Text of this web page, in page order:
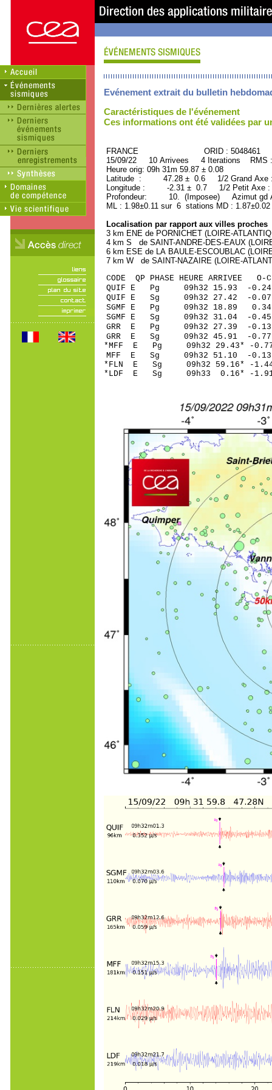
Evénement extrait du bulletin
Caractéristiques de l'événement
Ces informations ont été validées par
FRANCE ORID : 5048461
15/09/22 10 Arrivees 4 Iterations RMS
Heure orig: 09h 31m 59.87 ± 0.08
Latitude : 47.28 ± 0.6 1/2 Grand
Longitude : -2.31 ± 0.7 1/2 Petit Axe
Profondeur: 10. (Imposee) Azimut gd
ML : 1.98±0.11 sur 6 stations MD :
Localisation par rapport aux villes proches
3 km ENE de PORNICHET (LOIRE-
4 km S de SAINT-ANDRE-DES-EAUX
6 km ESE de LA BAULE-ESCOUBLAC
7 km W de SAINT-NAZAIRE (LOIRE-
CODE QP PHASE HEURE
QUIF E Pg 09h32
QUIF E Sg 09h32 27.42 -
SGMF E Pg 09h32
SGMF E Sg 09h32 31.04 -
GRR E Pg 09h32
GRR E Sg 09h32 45.91
*MFF E Pg 09h32
MFF E Sg 09h32 51.10 -
*FLN E Sg 09h32 59.16*
*LDF E Sg 09h33 0.16*